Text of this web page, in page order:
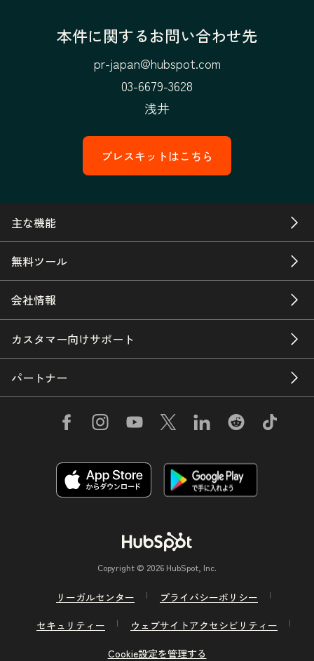
本件に関するお問い合わせ先
pr-japan@hubspot.com
03-6679-3628
浅井
プレスキットはこちら
主な機能
無料ツール
会社情報
カスタマー向けサポート
パートナー
Copyright © 2026 HubSpot, Inc.
リーガルセンター
プライバシーポリシー
セキュリティー
ウェブサイトアクセシビリティー
Cookie設定を管理する